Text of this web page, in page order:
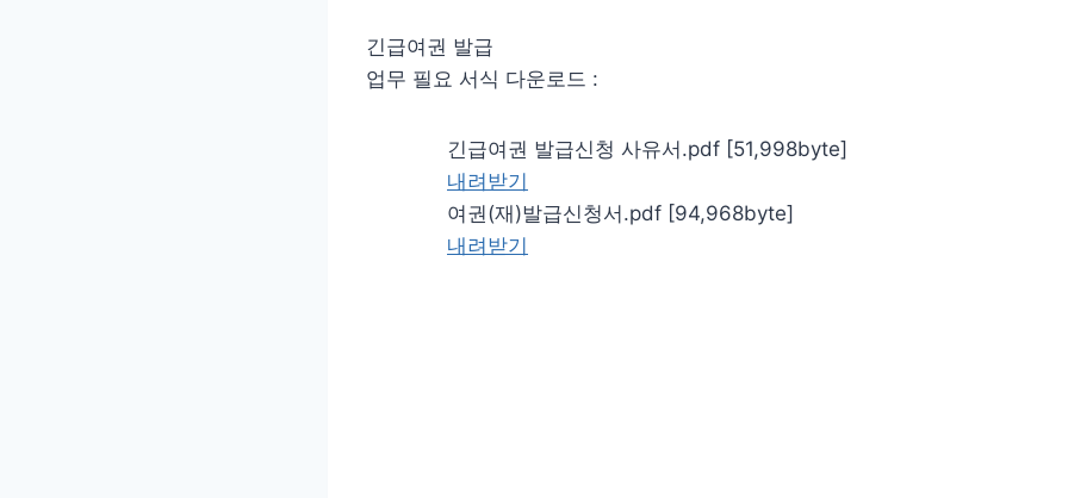
긴급여권 발급
업무 필요 서식 다운로드 :
긴급여권 발급신청 사유서.pdf [51,998byte]
내려받기
여권(재)발급신청서.pdf [94,968byte]
내려받기